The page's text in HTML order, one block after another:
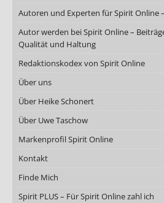
Autoren und Experten für Spirit Online
Autor werden bei Spirit Online –
Qualität und Haltung
Redaktionskodex von Spirit Online
Über uns
Über Heike Schonert
Über Uwe Taschow
Markenprofil Spirit Online
Kontakt
Finde Mich
Spirit PLUS – Für Spirit Online zahl ich